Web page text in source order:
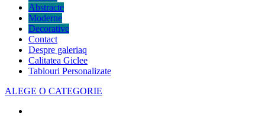
Abstracte
Moderne
Decorative
Contact
Despre galeriaq
Calitatea Giclee
Tablouri Personalizate
ALEGE O CATEGORIE